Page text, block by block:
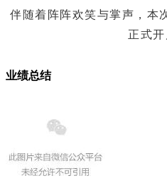
伴随着阵阵欢笑与掌声，本
正式开
业绩总结